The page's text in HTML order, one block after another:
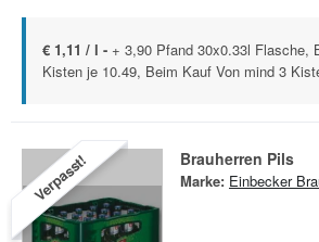
€ 1,11 / l - + 3,90 Pfand 30x0.33l Flasche,
Kisten je 10.49, Beim Kauf Von mind 3
Verpasst! Brauherren Pils
Marke: Einbecker